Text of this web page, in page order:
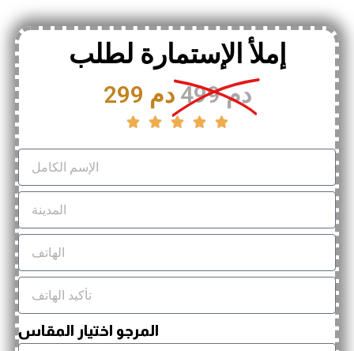
إملأ الإستمارة لطلب
299 دم 499 دم
    
المرجو اختيار المقاس